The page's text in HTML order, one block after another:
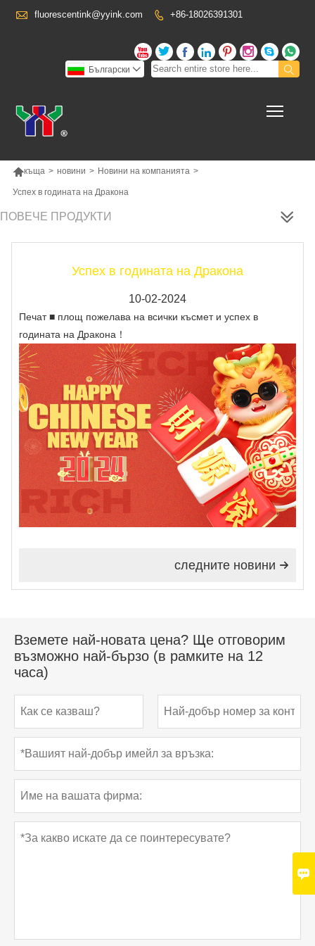
 fluorescentink@yyink.com  +86-18026391301
      


Български 
къща > новини > Новини на компанията >
Успех в годината на Дракона
ПОВЕЧЕ ПРОДУКТИ
Успех в годината на Дракона
10-02-2024
Печат ■ площ пожелава на всички късмет и успех в
годината на Дракона！

следните новини
Вземете най-новата цена? Ще отговорим
възможно най-бързо (в рамките на 12
часа)
